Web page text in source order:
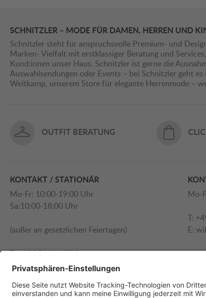
SCHNITZLER – MODE FÜR DAMEN, HERREN UND
Schnitzler steht für anspruchsvolle Premium- und
Marken- Vielfalt mit erstklassiger Beratung und
Kund:innen unser Haus. Schnitzler ist gerne die
Auswahlsendungen oder Events – bei Schnitzler geht
Weitkamp, unserem Store für elegante Herrenmode –
OUTFIT BERATUNG
KONTAKT / STATIONÄR
Mo-Fr: 10:00-19:00 Uhr
Sa:10:00-18:00 Uhr
(außer an gesetzlichen Feiertagen)
T: +49 251 414 90 0
E:willkommen@schnitzler.com
Mo-
T:
E: